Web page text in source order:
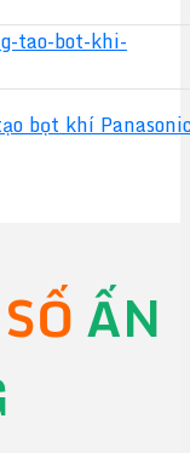
bọt khí
VND.
ẤN